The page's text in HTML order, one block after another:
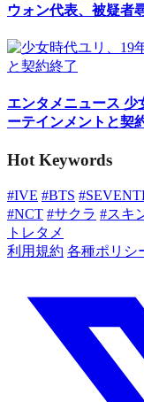
ウォン代表、被疑者
エンタメニュース 少
ーテインメントと契
Hot Keywords
#IVE #BTS
#NCT #サクラ #スキ
トレタメ
利用規約 各種ポリシ